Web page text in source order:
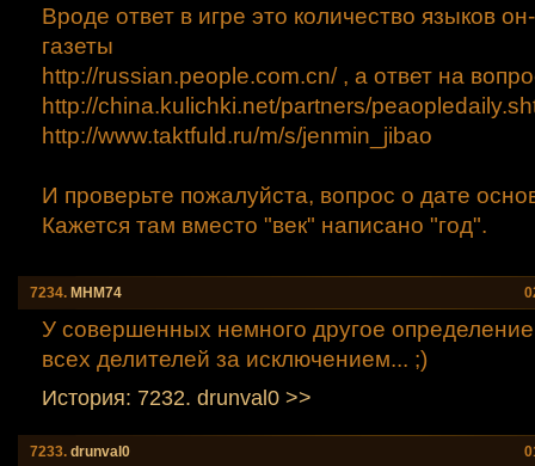
Вроде ответ в игре это количество языков
газеты
http://russian.people.com.cn/ , а ответ на
http://china.kulichki.net/partners/peaopledail
http://www.taktfuld.ru/m/s/jenmin_jibao
И проверьте пожалуйста, вопрос о дате
Кажется там вместо "век" написано "год".
7234. МНМ74
У совершенных немного другое
всех делителей за исключением... ;)
История: 7232. drunval0 >>
7233. drunval0